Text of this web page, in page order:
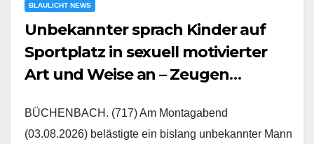
BLAULICHT NEWS
Unbekannter sprach Kinder auf
Sportplatz in sexuell motivierter
Art und Weise an – Zeugen
BÜCHENBACH. (717) Am Montagabend
(03.08.2026) belästigte ein bislang unbekannter Mann